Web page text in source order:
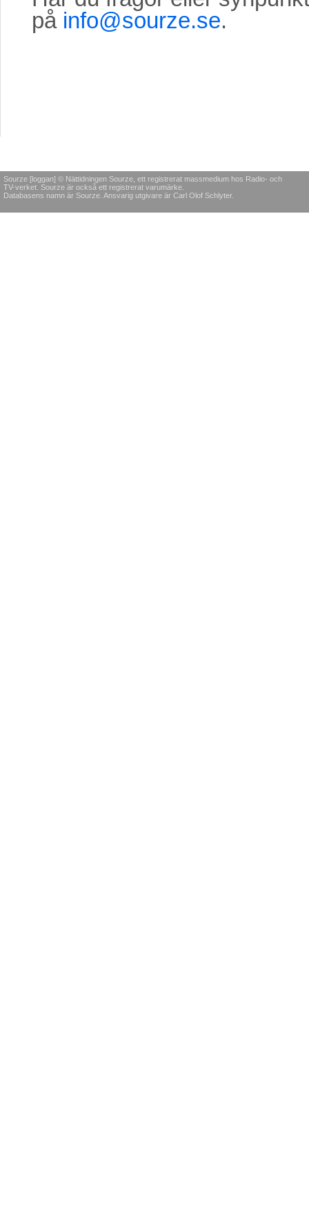
på info@sourze.se.
Sourze [loggan] © Nättidningen Sourze, ett registrerat massmedium hos Radio- och
TV-verket. Sourze är också ett registrerat varumärke.
Databasens namn är Sourze. Ansvarig utgivare är Carl Olof Schlyter.